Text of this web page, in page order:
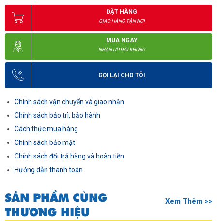
ĐẶT HÀNG
GIAO HÀNG TẬN NƠI
MUA NGAY
NHẬN ƯU ĐÃI KHỦNG
GỌI LẠI CHO TÔI
Chính sách vận chuyển và giao nhận
Chính sách bảo trì, bảo hành
Cách thức mua hàng
Chính sách bảo mật
Chính sách đổi trả hàng và hoàn tiền
Hướng dẫn thanh toán
SẢN PHẨM CÙNG
THƯƠNG HIỆU
Xem Thêm >>